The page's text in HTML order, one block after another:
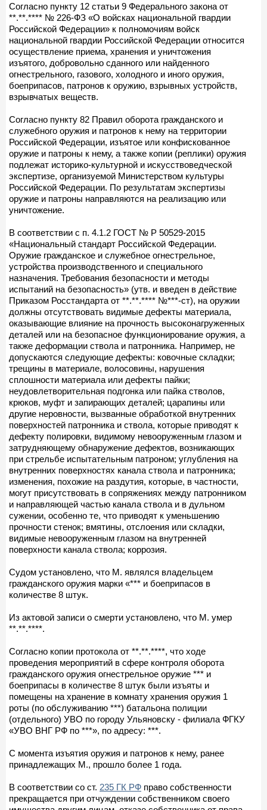
Согласно пункту 12 статьи 9 Федерального закона от
**.**.**** № 226-ФЗ «О войсках национальной гвардии
Российской Федерации» к полномочиям войск
национальной гвардии Российской Федерации относится
осуществление приема, хранения и уничтожения
изъятого, добровольно сданного или найденного
огнестрельного, газового, холодного и иного оружия,
боеприпасов, патронов к оружию, взрывных устройств,
взрывчатых веществ.
Согласно пункту 82 Правил оборота гражданского и
служебного оружия и патронов к нему на территории
Российской Федерации, изъятое или конфискованное
оружие и патроны к нему, а также копии (реплики) оружия
подлежат историко-культурной и искусствоведческой
экспертизе, организуемой Министерством культуры
Российской Федерации. По результатам экспертизы
оружие и патроны направляются на реализацию или
уничтожение.
В соответствии с п. 4.1.2 ГОСТ № Р 50529-2015
«Национальный стандарт Российской Федерации.
Оружие гражданское и служебное огнестрельное,
устройства производственного и специального
назначения. Требования безопасности и методы
испытаний на безопасность» (утв. и введен в действие
Приказом Росстандарта от **.**.**** №***-ст), на оружии
должны отсутствовать видимые дефекты материала,
оказывающие влияние на прочность высоконагруженных
деталей или на безопасное функционирование оружия, а
также деформации ствола и патронника. Например, не
допускаются следующие дефекты: ковочные складки;
трещины в материале, волосовины, нарушения
сплошности материала или дефекты пайки;
неудовлетворительная подгонка или пайка стволов,
крюков, муфт и запирающих деталей; царапины или
другие неровности, вызванные обработкой внутренних
поверхностей патронника и ствола, которые приводят к
дефекту полировки, видимому невооруженным глазом и
затрудняющему обнаружение дефектов, возникающих
при стрельбе испытательным патроном; углубления на
внутренних поверхностях канала ствола и патронника;
изменения, похожие на раздутия, которые, в частности,
могут присутствовать в сопряжениях между патронником
и направляющей частью канала ствола и в дульном
сужении, особенно те, что приводят к уменьшению
прочности стенок; вмятины, отслоения или складки,
видимые невооруженным глазом на внутренней
поверхности канала ствола; коррозия.
Судом установлено, что М. являлся владельцем
гражданского оружия марки «*** и боеприпасов в
количестве 8 штук.
Из актовой записи о смерти установлено, что М. умер
**.**.****.
Согласно копии протокола от **.**.****, что ходе
проведения мероприятий в сфере контроля оборота
гражданского оружия огнестрельное оружие *** и
боеприпасы в количестве 8 штук были изъяты и
помещены на хранение в комнату хранения оружия 1
роты (по обслуживанию ***) батальона полиции
(отдельного) УВО по городу Ульяновску - филиала ФГКУ
«УВО ВНГ РФ по ***», по адресу: ***.
С момента изъятия оружия и патронов к нему, ранее
принадлежащих М., прошло более 1 года.
В соответствии со ст. 235 ГК РФ право собственности
прекращается при отчуждении собственником своего